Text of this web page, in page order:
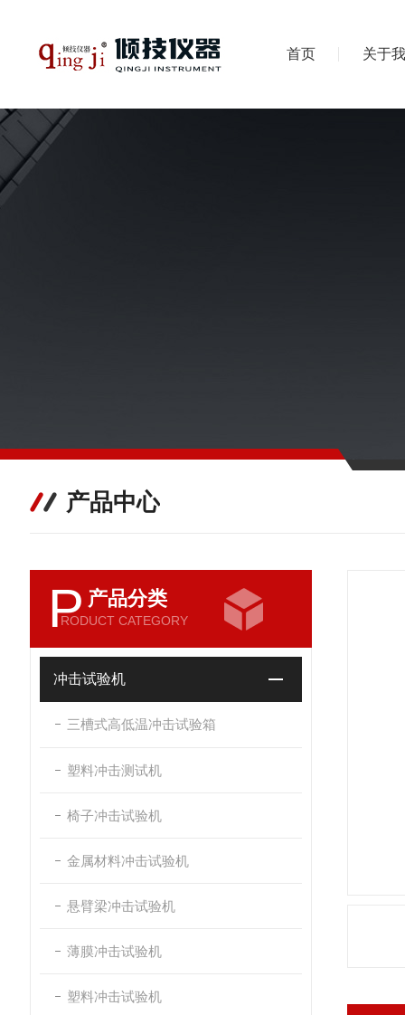
首页 关于
产品中心
P 产品分类
RODUCT CATEGORY
冲击试验机
三槽式高低温冲击试验箱
塑料冲击测试机
椅子冲击试验机
金属材料冲击试验机
悬臂梁冲击试验机
薄膜冲击试验机
塑料冲击试验机